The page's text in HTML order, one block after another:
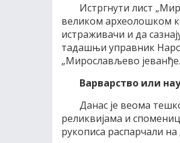
Истргнути лист
великом археолошком
истраживачи и да
тадашњи управник
„Мирослављево
Варварство или
Данас је веома
реликвијама и
рукописа распарчали